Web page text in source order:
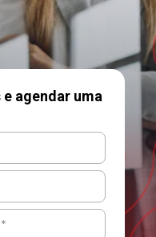
agendar uma